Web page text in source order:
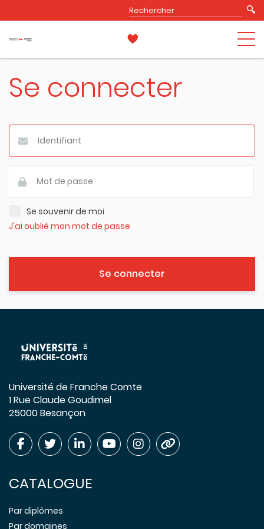
Se connecter
Se souvenir de moi
J'ai oublié mon mot de passe
Se connecter
Université de Franche Comte
1 Rue Claude Goudimel
25000 Besançon
CATALOGUE
Par diplômes
Par domaines